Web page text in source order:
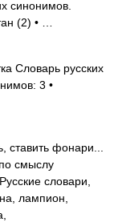
синонимов.
(2) • …
Словарь русских
3 •
фонари...
смыслу
словари,
лампион,